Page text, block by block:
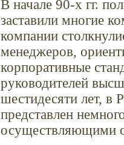
В начале 90-х гг.
заставили многие
компании
менеджеров,
корпоративные
руководителей
шестидесяти лет, в
представлен
осуществляющими